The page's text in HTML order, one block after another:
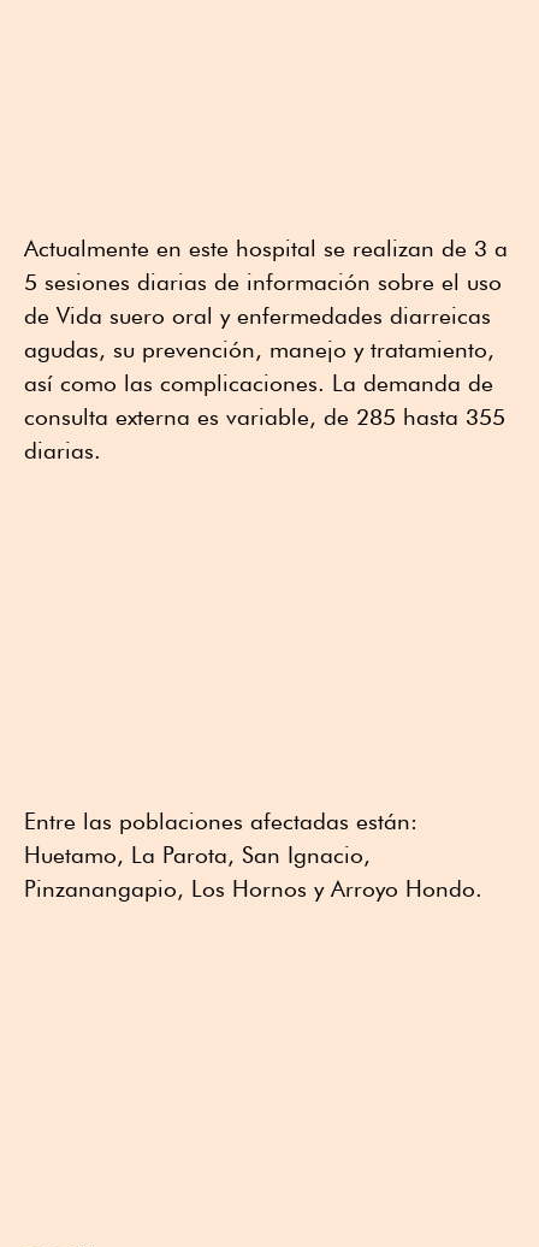
Actualmente en este hospital se realizan de 3 a
5 sesiones diarias de información sobre el uso
de Vida suero oral y enfermedades diarreicas
agudas, su prevención, manejo y tratamiento,
así como las complicaciones. La demanda de
consulta externa es variable, de 285 hasta 355
diarias.
Entre las poblaciones afectadas están:
Huetamo, La Parota, San Ignacio,
Pinzanangapio, Los Hornos y Arroyo Hondo.